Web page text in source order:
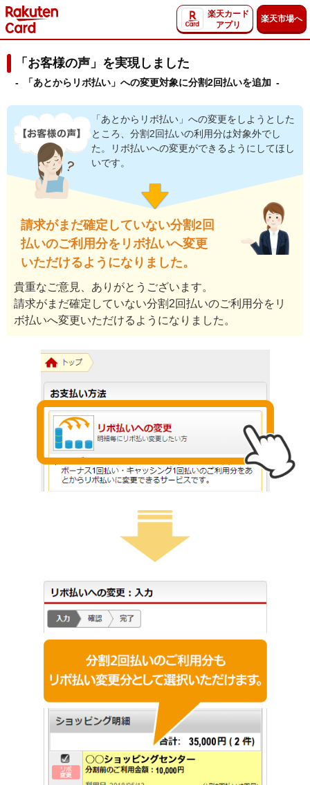
楽天カード
アプリ
楽天市場へ
「お客様の声」を実現しました
- 「あとからリボ払い」への変更対象に分割2回払いを追加 -
「あとからリボ払い」への変更をしようとした
ところ、分割2回払いの利用分は対象外でし
た。リボ払いへの変更ができるようにしてほし
いです。
請求がまだ確定していない分割2回
払いのご利用分をリボ払いへ変更
いただけるようになりました。
貴重なご意見、ありがとうございます。
請求がまだ確定していない分割2回払いのご利用分をリ
ボ払いへ変更いただけるようになりました。